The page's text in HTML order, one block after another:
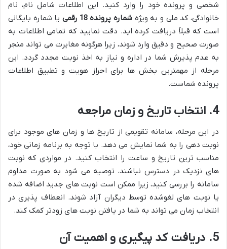
شخصی و پرونده خود را وارد کنید. این اطلاعات شامل نام، نام
خانوادگی، کد ملی و به ویژه شماره پرونده 18 رقمی
یا شماره بایگانی
است که قبلاً دریافت کرده اید. دقت نمایید که تمامی اطلاعات به
صورت صحیح و دقیق وارد شوند، زیرا هرگونه مغایرت می تواند منجر
به عدم پذیرش شما در اداره و نیاز به اخذ نوبت مجدد گردد. این
مرحله از مهمترین بخش ها برای احراز هویت و تطبیق اطلاعات
پرونده شماست.
4. انتخاب تاریخ و زمان مراجعه
در این مرحله، سامانه تقویمی از تاریخ ها و زمان های موجود برای
نوبت دهی را به شما نمایش می دهد. با توجه به برنامه زمانی خود،
مناسب ترین تاریخ و ساعت را انتخاب کنید. در مواردی که نوبت
های نزدیک در دسترس نباشند، توصیه می شود به صورت مداوم
سامانه را بررسی کنید، زیرا ممکن است نوبت های جدید اضافه شده
یا نوبت های لغوشده توسط دیگران آزاد شوند. انعطاف پذیری در
انتخاب زمان می تواند به شما در یافتن نوبت های زودتر کمک کند.
5. دریافت کد پیگیری و اهمیت آن